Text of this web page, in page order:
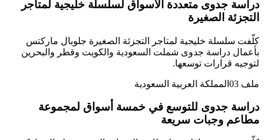
دراسة جدوى متعددة الأسواق لسلسلة خليجية لمتاجر
التجزئة الصغيرة
كلّفت سلسلة خليجية لمتاجر التجزئة الصغيرة جلوبال ماركتس
بأعمال دراسة جدوى شملت السعودية والكويت وقطر والبحرين
لتوجيه قرارات توسعها.
ملف 03 المملكة العربية السعودية
دراسة جدوى للتوسع في خمسة أسواق لمجموعة
مطاعم وجبات سريعة